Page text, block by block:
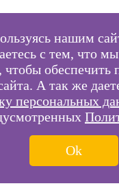
нашим
с тем, что
, чтобы обеспечить
А так же
персональных
Ok